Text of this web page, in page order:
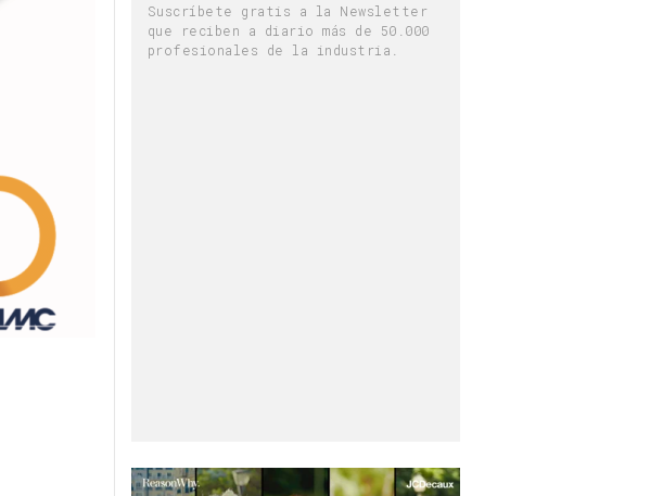
Suscríbete gratis a la Newsletter
que reciben a diario más de 50.000
profesionales de la industria.